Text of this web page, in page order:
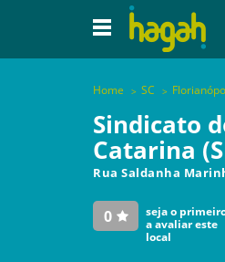
Home SC
Sindicato
Catarina
Rua Saldanha
0
seja o
a avaliar este
local